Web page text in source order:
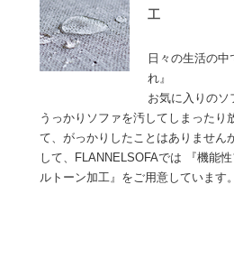
工
日々の生活の
れ』
お気に入りのソ
うっかりソファを汚してしまったり
て、がっかりしたことはありません
して、FLANNELSOFAでは 『機能
ルトーン加工』をご用意していま